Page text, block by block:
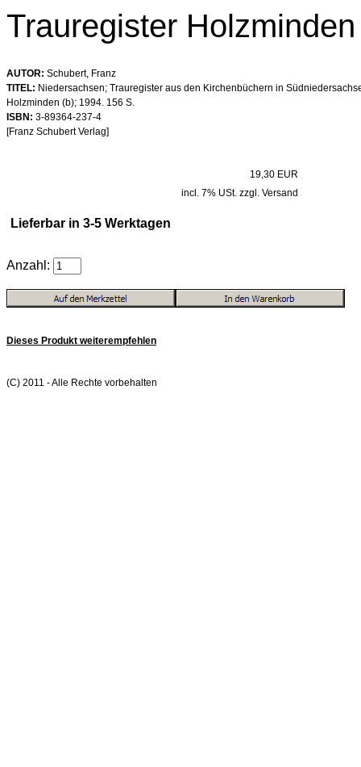
Trauregister Holzminden
AUTOR: Schubert, Franz
TITEL: Niedersachsen; Trauregister aus den Kirchenbüchern in
Holzminden (b); 1994. 156 S.
ISBN: 3-89364-237-4
[Franz Schubert Verlag]
19,30 EUR
incl. 7% USt. zzgl. Versand
Lieferbar in 3-5 Werktagen
Anzahl:
Dieses Produkt weiterempfehlen
(C) 2011 - Alle Rechte vorbehalten